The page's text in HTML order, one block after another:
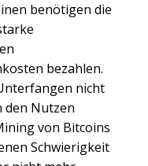
benötigen die
bezahlen.
nicht
den Nutzen
von Bitcoins
Schwierigkeit